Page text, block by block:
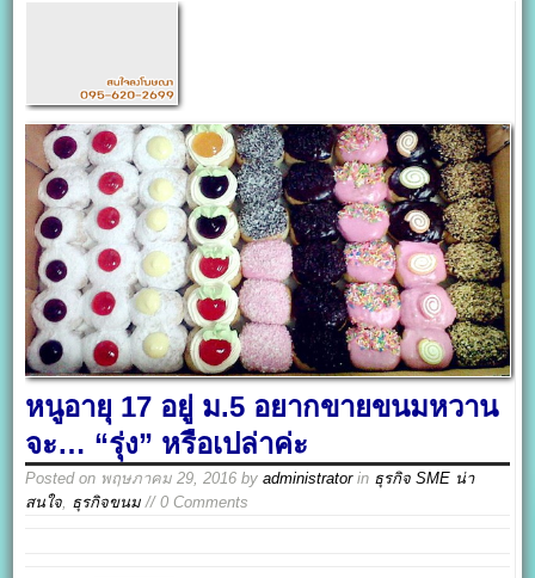
หนูอายุ 17 อยู่ ม.5 อยากขายขนมหวาน
จะ… “รุ่ง” หรือเปล่าค่ะ
Posted on พฤษภาคม 29, 2016 byadministratorin ธุรกิจ SME น่า
สนใจ, ธุรกิจขนม // 0 Comments